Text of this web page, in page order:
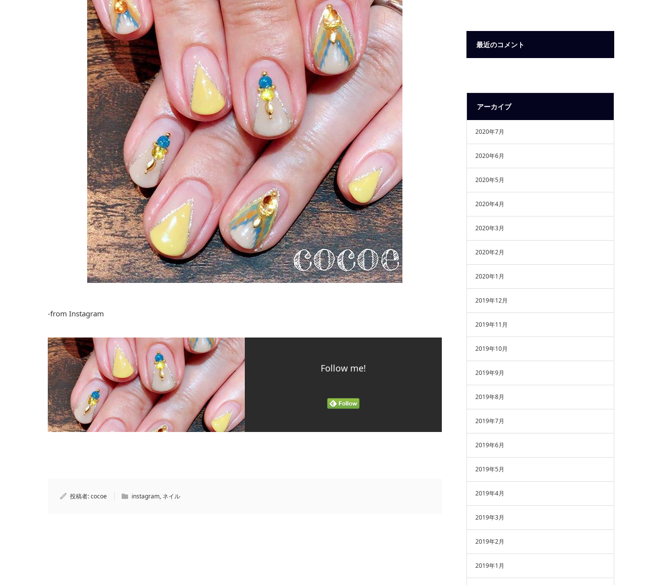
-from Instagram
Follow me!
投稿者:cocoe instagram, ネイル
最近のコメント
アーカイブ
2020年7月
2020年6月
2020年5月
2020年4月
2020年3月
2020年2月
2020年1月
2019年12月
2019年11月
2019年10月
2019年9月
2019年8月
2019年7月
2019年6月
2019年5月
2019年4月
2019年3月
2019年2月
2019年1月